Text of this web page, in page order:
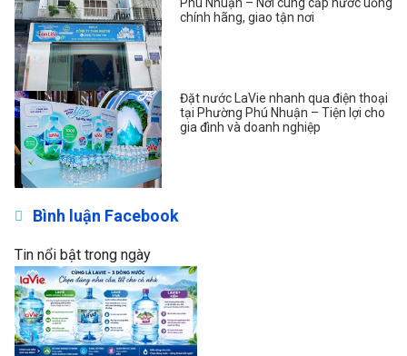
chính hãng, giao tận nơi
Đặt nước LaVie nhanh qua điện thoại
tại Phường Phú Nhuận – Tiện lợi cho
gia đình và doanh nghiệp
Bình luận Facebook
Tin nổi bật trong ngày